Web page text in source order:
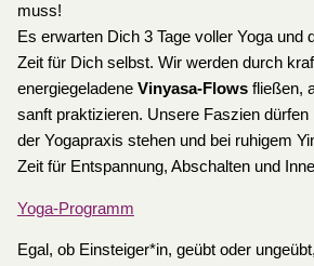
muss!
Es erwarten Dich 3 Tage voller Yoga und
Zeit für Dich selbst. Wir werden durch
energiegeladene Vinyasa-Flowsfließen,
sanft praktizieren. Unsere Faszien
der Yogapraxis stehen und bei ruhigem
Zeit für Entspannung, Abschalten und
Yoga-Programm
Egal, ob Einsteiger*in, geübt oder